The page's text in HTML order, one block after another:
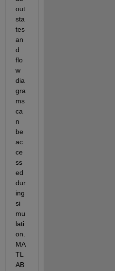
out
sta
tes
an
d
flo
w
dia
gra
ms
ca
n
be
ac
ce
ss
ed
dur
ing
si
mu
lati
on.
MA
TL
AB